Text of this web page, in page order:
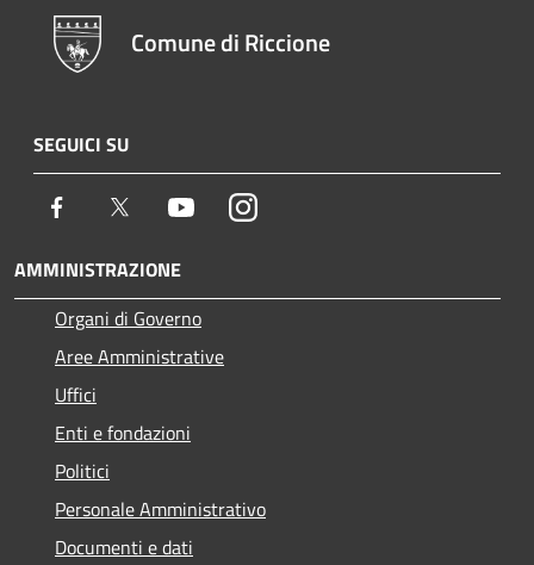
Comune di Riccione
SEGUICI SU
Facebook Twitter YoutubeInstagram
AMMINISTRAZIONE
Organi di Governo
Aree Amministrative
Uffici
Enti e fondazioni
Politici
Personale Amministrativo
Documenti e dati